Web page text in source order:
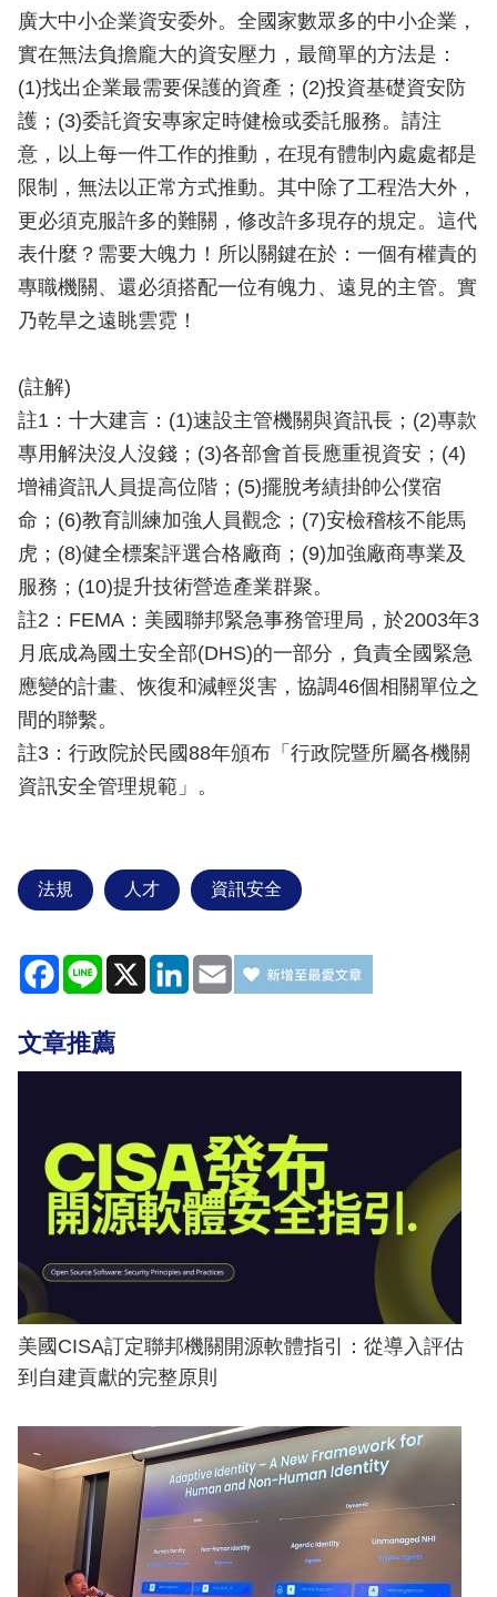
廣大中小企業資安委外。全國家數眾多的中小企業，
實在無法負擔龐大的資安壓力，最簡單的方法是：
(1)找出企業最需要保護的資產；(2)投資基礎資安防
護；(3)委託資安專家定時健檢或委託服務。請注
意，以上每一件工作的推動，在現有體制內處處都是
限制，無法以正常方式推動。其中除了工程浩大外，
更必須克服許多的難關，修改許多現存的規定。這代
表什麼？需要大魄力！所以關鍵在於：一個有權責的
專職機關、還必須搭配一位有魄力、遠見的主管。實
乃乾旱之遠眺雲霓！
(註解)
註1：十大建言：(1)速設主管機關與資訊長；(2)專款
專用解決沒人沒錢；(3)各部會首長應重視資安；(4)
增補資訊人員提高位階；(5)擺脫考績掛帥公僕宿
命；(6)教育訓練加強人員觀念；(7)安檢稽核不能馬
虎；(8)健全標案評選合格廠商；(9)加強廠商專業及
服務；(10)提升技術營造產業群聚。
註2：FEMA：美國聯邦緊急事務管理局，於2003年3
月底成為國土安全部(DHS)的一部分，負責全國緊急
應變的計畫、恢復和減輕災害，協調46個相關單位之
間的聯繫。
註3：行政院於民國88年頒布「行政院暨所屬各機關
資訊安全管理規範」。
法規 人才 資訊安全
Facebook
Line X LinkedIn
Email
文章推薦
美國CISA訂定聯邦機關開源軟體指引：從導入評估
到自建貢獻的完整原則